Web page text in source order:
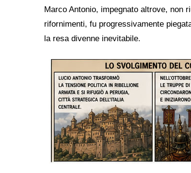
Marco Antonio, impegnato altrove, non
rifornimenti, fu progressivamente
la resa divenne inevitabile.